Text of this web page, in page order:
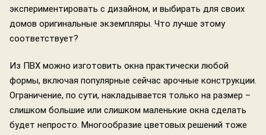
экспериментировать с дизайном, и выбирать для своих
домов оригинальные экземпляры. Что лучше этому
соответствует?
Из ПВХ можно изготовить окна практически любой
формы, включая популярные сейчас арочные конструкции.
Ограничение, по сути, накладывается только на размер –
слишком большие или слишком маленькие окна сделать
будет непросто. Многообразие цветовых решений тоже